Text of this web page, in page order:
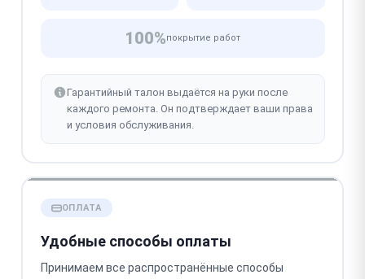
100%покрытие работ
Гарантийный талон выдаётся на руки после
каждого ремонта. Он подтверждает ваши права
и условия обслуживания.
ОПЛАТА
Удобные способы оплаты
Принимаем все распространённые способы